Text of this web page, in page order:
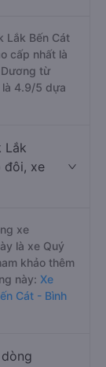
Lắk Bến Cát
cấp nhất là
Dương từ
4.9/5 dựa
Lắk
đôi, xe
xe
là xe Quý
khảo thêm
này: Xe
Cát - Bình